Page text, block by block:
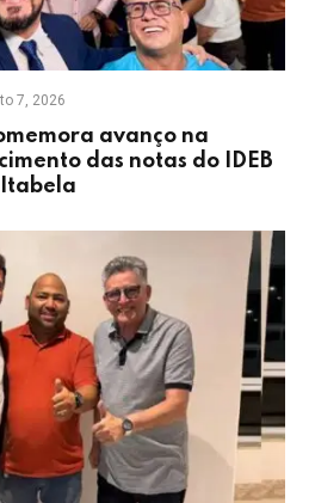
7, 2026
avanço na
das notas do IDEB